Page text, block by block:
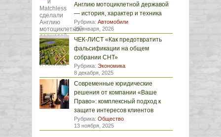
Англию мотоциклетной державой
— история, характер и техника
Рубрика: Автомобили
29 января, 2026
ЧЕК-ЛИСТ «Как предотвратить
фальсификации на общем
собрании СНТ»
Рубрика: Экономика
8 декабря, 2025
Современные юридические
решения от компании «Ваше
Право»: комплексный подход к
защите интересов клиентов
Рубрика: Общество
13 ноября, 2025